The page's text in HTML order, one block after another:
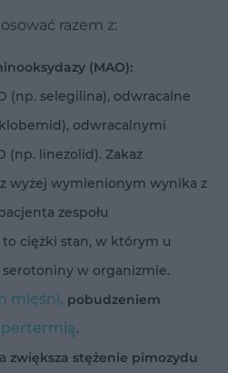
razem z:
(MAO):
(np. selegilina), odwracalne
odwracalnymi
(np. linezolid). Zakaz
wyżej wymienionym wynika z
zespołu
ciężki stan, w którym u
w organizmie.
mięśni, pobudzeniem
.
zwiększa stężenie pimozydu